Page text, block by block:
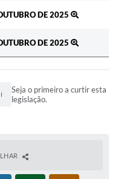
DE 2025
DE 2025
Seja o primeiro a curtir esta
legislação.